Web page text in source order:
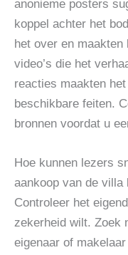
anonieme posters
koppel achter het
het over en
video’s die het
reacties maakten
beschikbare feiten.
bronnen voordat u
Hoe kunnen lezers
aankoop van de villa
Controleer het
zekerheid wilt. Zoek
eigenaar of